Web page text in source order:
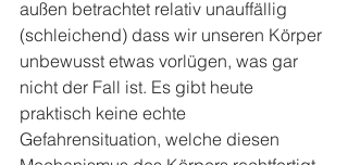
außen betrachtet relativ unauffällig
(schleichend) dass wir unseren Körper
unbewusst etwas vorlügen, was gar
nicht der Fall ist. Es gibt heute
praktisch keine echte
Gefahrensituation, welche diesen